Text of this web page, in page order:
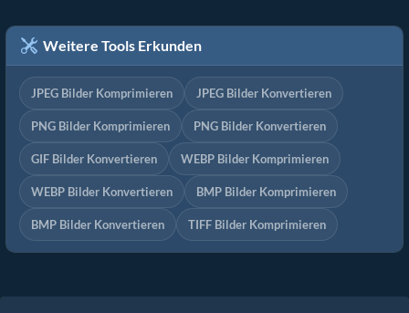
Weitere Tools Erkunden
JPEG Bilder Komprimieren JPEG Bilder Konvertieren
PNG Bilder Komprimieren PNG Bilder Konvertieren
GIF Bilder Konvertieren WEBP Bilder Komprimieren
WEBP Bilder Konvertieren BMP Bilder Komprimieren
BMP Bilder Konvertieren TIFF Bilder Komprimieren